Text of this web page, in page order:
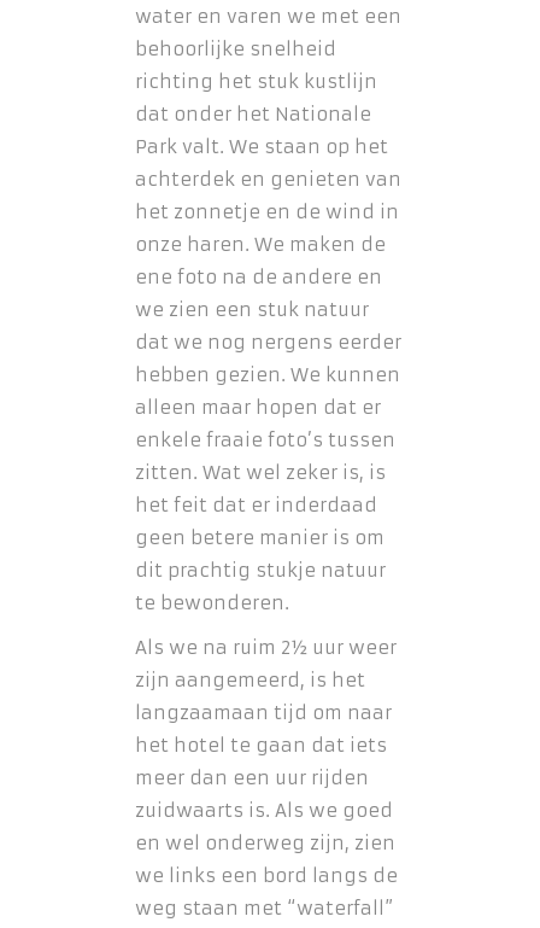
water en varen we met een
behoorlijke snelheid
richting het stuk kustlijn
dat onder het Nationale
Park valt. We staan op het
achterdek en genieten van
het zonnetje en de wind in
onze haren. We maken de
ene foto na de andere en
we zien een stuk natuur
dat we nog nergens eerder
hebben gezien. We kunnen
alleen maar hopen dat er
enkele fraaie foto’s tussen
zitten. Wat wel zeker is, is
het feit dat er inderdaad
geen betere manier is om
dit prachtig stukje natuur
te bewonderen.
Als we na ruim 2½ uur weer
zijn aangemeerd, is het
langzaamaan tijd om naar
het hotel te gaan dat iets
meer dan een uur rijden
zuidwaarts is. Als we goed
en wel onderweg zijn, zien
we links een bord langs de
weg staan met “waterfall”